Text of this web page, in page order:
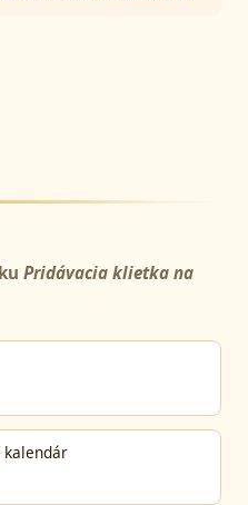
Pridávacia klietka na
kalendár